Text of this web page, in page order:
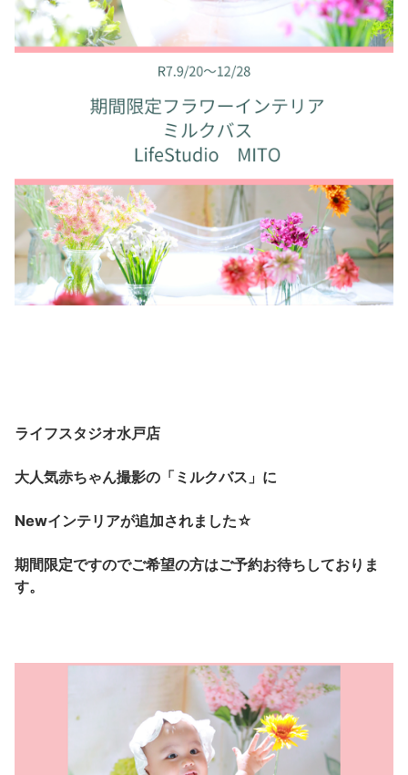
ライフスタジオ水戸店
大人気赤ちゃん撮影の「ミルクバス」に
Newインテリアが追加されました☆
期間限定ですのでご希望の方はご予約お待ちしておりま
す。